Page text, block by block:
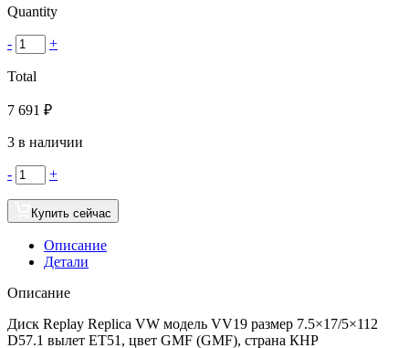
Quantity
- +
Total
7 691 ₽
3 в наличии
- +
Купить сейчас
Описание
Детали
Описание
Диск Replay Replica VW модель VV19 размер 7.5×17/5×112
D57.1 вылет ET51, цвет GMF (GMF), страна КНР